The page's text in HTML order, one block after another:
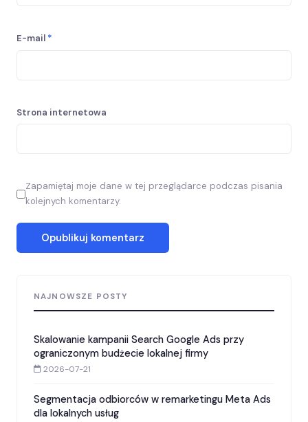
E-mail *
Strona internetowa
Zapamiętaj moje dane w tej przeglądarce podczas pisania
kolejnych komentarzy.
NAJNOWSZE POSTY
Skalowanie kampanii Search Google Ads przy
ograniczonym budżecie lokalnej firmy
2026-07-21
Segmentacja odbiorców w remarketingu Meta Ads
dla lokalnych usług